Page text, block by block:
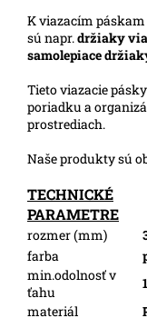
K viazacím
sú napr.držiaky
samolepiace
Tieto viazacie
poriadku a
prostrediach.
Naše produkty sú
TECHNICKÉ
PARAMETRE
rozmer (mm)
farba
min.odolnosť v
ťahu
materiál